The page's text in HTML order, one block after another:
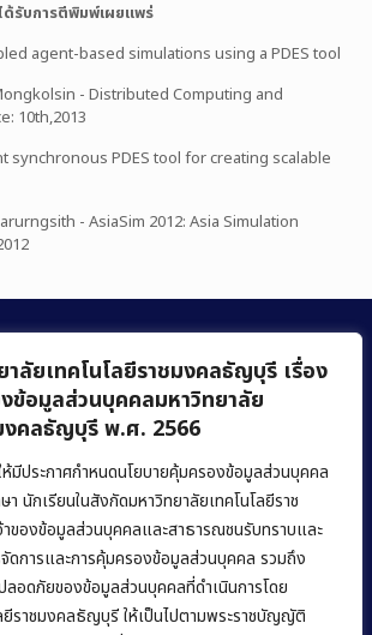
าลัยเทคโนโลยีราชมงคลธัญบุรี เรื่อง
ข้อมูลส่วนบุคคลมหาวิทยาลัย
งคลธัญบุรี พ.ศ. 2566
ห้มีประกาศกำหนดนโยบายคุ้มครองข้อมูลส่วนบุคคล
นักเรียนในสังกัดมหาวิทยาลัยเทคโนโลยีราช
ของข้อมูลส่วนบุคคลและสาธารณชนรับทราบและ
จัดการและการคุ้มครองข้อมูลส่วนบุคคล รวมถึง
ลอดภัยของข้อมูลส่วนบุคคลที่ดำเนินการโดย
ยีราชมงคลธัญบุรี ให้เป็นไปตามพระราชบัญญัติ
ด้รับการตีพิมพ์เผยแพร่
agent-based simulations using a PDES tool
- Distributed Computing and
10th,2013
synchronous PDES tool for creating scalable
- AsiaSim 2012: Asia Simulation
ลยีราชมงคลธัญบุรี
ครนายก ตำบลคลองหก
หวัดปทุมธานี 12120
3243,+66 (0) 2549 3241